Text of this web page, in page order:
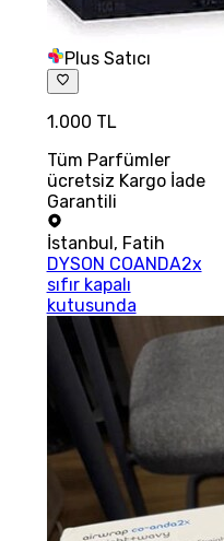
Plus Satıcı
1.000 TL
Tüm Parfümler
ücretsiz Kargo İade
Garantili
İstanbul, Fatih
DYSON COANDA2x
sıfır kapalı
kutusunda